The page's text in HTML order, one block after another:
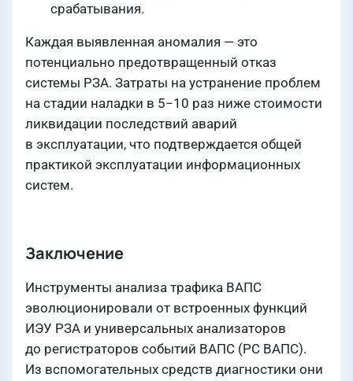
срабатывания.
Каждая выявленная аномалия — это
потенциально предотвращенный отказ
системы РЗА. Затраты на устранение проблем
на стадии наладки в 5−10 раз ниже стоимости
ликвидации последствий аварий
в эксплуатации, что подтверждается общей
практикой эксплуатации информационных
систем.
Заключение
Инструменты анализа трафика ВАПС
эволюционировали от встроенных функций
ИЭУ РЗА и универсальных анализаторов
до регистраторов событий ВАПС (РС ВАПС).
Из вспомогательных средств диагностики они